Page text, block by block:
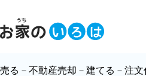
売る －不動産売却－ 建てる －注文